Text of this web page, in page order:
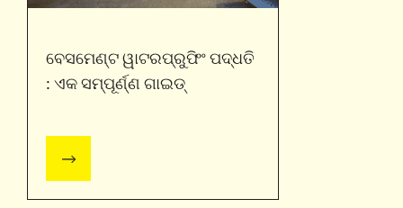
ବେସମେଣ୍ଟ ୱାଟରପ୍ରୁଫିଂ ପଦ୍ଧତି
: ଏକ ସମ୍ପୂର୍ଣ୍ଣ ଗାଇଡ୍